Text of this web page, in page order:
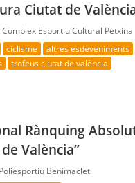
Ciutat de
Complex Esportiu Cultural Petxina
ciclisme altres esdeveniments
trofeus ciutat de valència
Rànquing
València”
Poliesportiu Benimaclet